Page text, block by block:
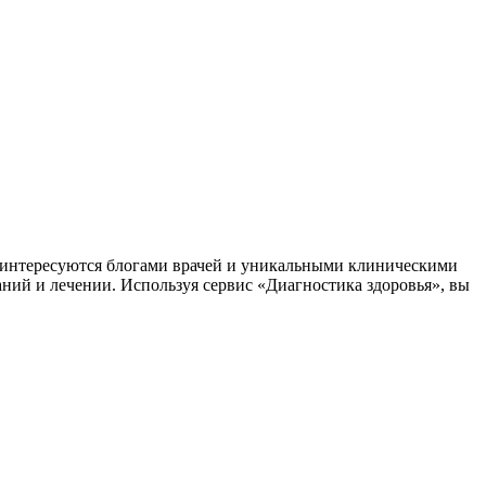
блогами врачей и уникальными клиническими
и лечении. Используя сервис «Диагностика здоровья», вы